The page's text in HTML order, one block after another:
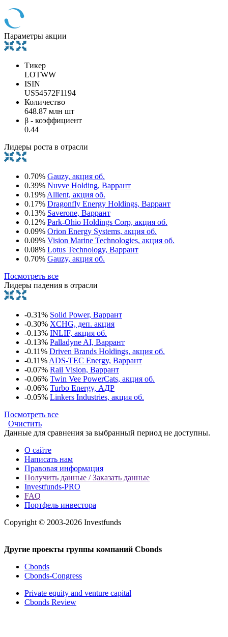
Параметры акции
Тикер
LOTWW
ISIN
US54572F1194
Количество
648.87 млн шт
β - коэффициент
0.44
Лидеры роста в отрасли
0.70% Gauzy, акция об.
0.39% Nuvve Holding, Варрант
0.19% Allient, акция об.
0.17% Dragonfly Energy Holdings, Варрант
0.13% Saverone, Варрант
0.12% Park-Ohio Holdings Corp, акция об.
0.09% Orion Energy Systems, акция об.
0.09% Vision Marine Technologies, акция об.
0.08% Lotus Technology, Варрант
0.70% Gauzy, акция об.
Посмотреть все
Лидеры падения в отрасли
-0.31% Solid Power, Варрант
-0.30% XCHG, деп. акция
-0.13% INLIF, акция об.
-0.13% Palladyne AI, Варрант
-0.11% Driven Brands Holdings, акция об.
-0.11% ADS-TEC Energy, Варрант
-0.07% Rail Vision, Варрант
-0.06% Twin Vee PowerCats, акция об.
-0.06% Turbo Energy, АДР
-0.05% Linkers Industries, акция об.
Посмотреть все
Очистить
Данные для сравнения за выбранный период не доступны.
О сайте
Написать нам
Правовая информация
Получить данные / Заказать данные
Investfunds-PRO
FAQ
Портфель инвестора
Copyright © 2003-2026 Investfunds
Другие проекты группы компаний Cbonds
Cbonds
Cbonds-Congress
Private equity and venture capital
Cbonds Review